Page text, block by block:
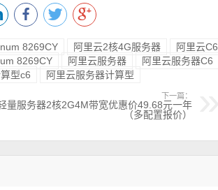
8269CY 阿里云2核4G服务器
阿里云C6
8269CY 阿里云服务器
阿里云服务器C6
型c6 阿里云服务器计算型
下一篇：
量服务器2核2G4M带宽优惠价49.68元一年
（多配置报价）